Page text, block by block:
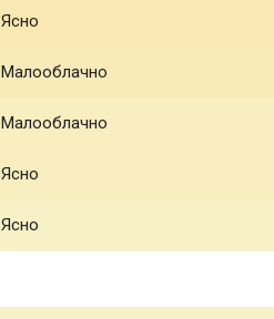
Ясно
Малооблачно
Малооблачно
Ясно
Ясно